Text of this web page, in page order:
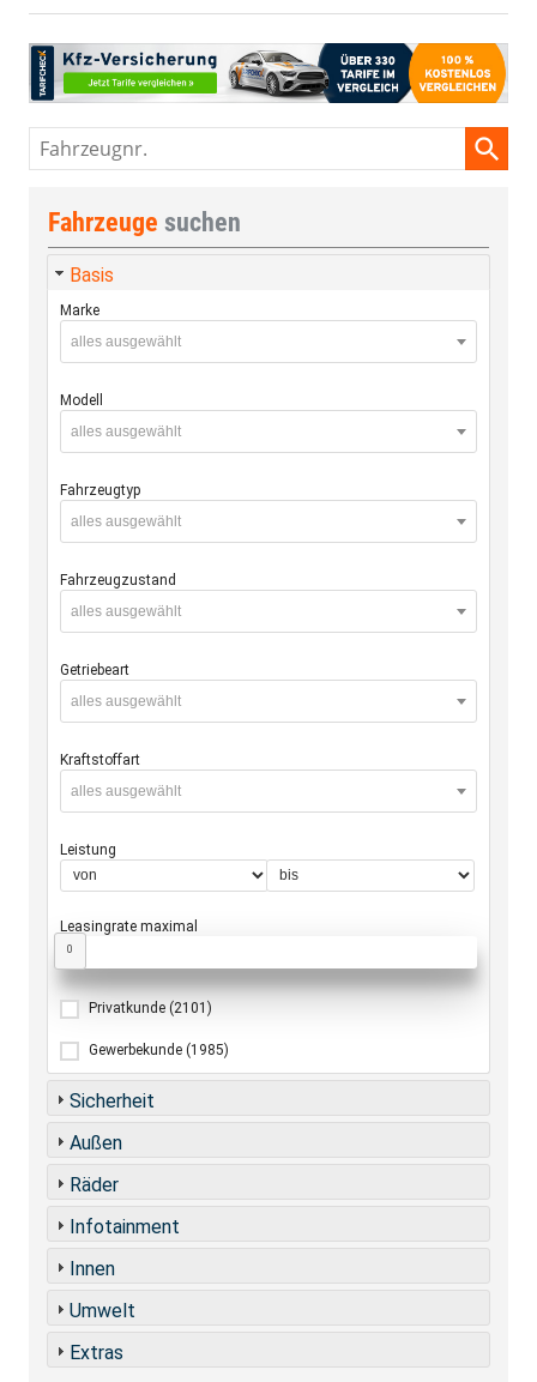
Fahrzeugnr.
Fahrzeuge suchen
Basis
Marke
alles ausgewählt
Modell
alles ausgewählt
Fahrzeugtyp
alles ausgewählt
Fahrzeugzustand
alles ausgewählt
Getriebeart
alles ausgewählt
Kraftstoffart
alles ausgewählt
Leistung
Leasingrate maximal
0
Privatkunde (2101)
Gewerbekunde (1985)
Sicherheit
Außen
Räder
Infotainment
Innen
Umwelt
Extras